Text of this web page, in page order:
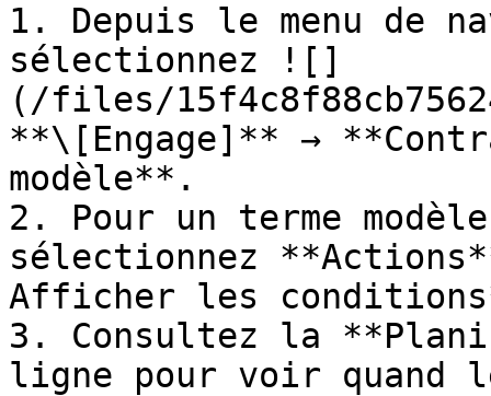
1. Depuis le menu de
sélectionnez ![]
(/files/
**\[Engage]** →
modèle**.
2. Pour un terme
sélectionnez
Afficher les
3. Consultez la
ligne pour voir quand